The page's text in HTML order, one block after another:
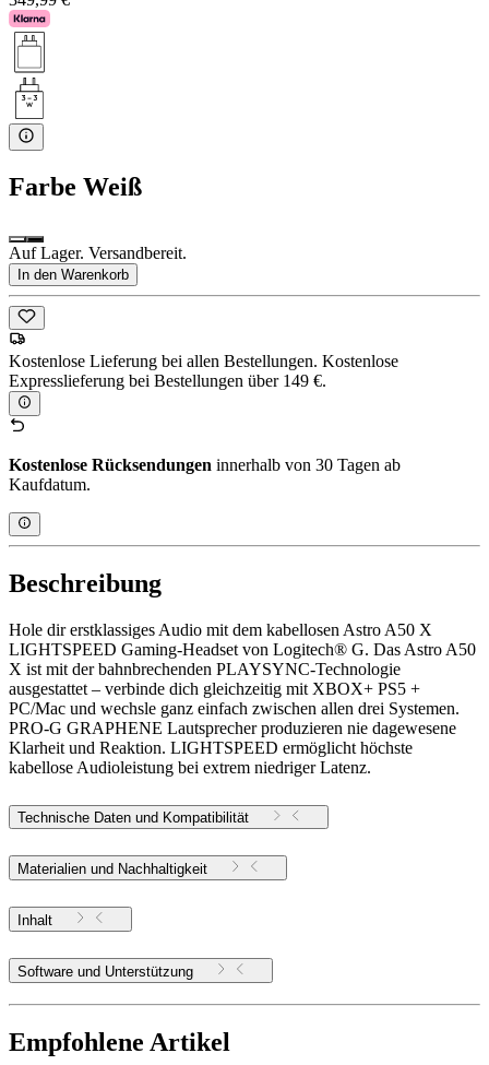
Farbe Weiß
Auf Lager. Versandbereit.
In den Warenkorb
Kostenlose Lieferung bei allen Bestellungen. Kostenlose
Expresslieferung bei Bestellungen über 149 €.
Kostenlose Rücksendungen innerhalb von 30 Tagen ab
Kaufdatum.
Beschreibung
Hole dir erstklassiges Audio mit dem kabellosen Astro A50 X
LIGHTSPEED Gaming-Headset von Logitech® G. Das Astro A50
X ist mit der bahnbrechenden PLAYSYNC-Technologie
ausgestattet – verbinde dich gleichzeitig mit XBOX+ PS5 +
PC/Mac und wechsle ganz einfach zwischen allen drei Systemen.
PRO-G GRAPHENE Lautsprecher produzieren nie dagewesene
Klarheit und Reaktion. LIGHTSPEED ermöglicht höchste
kabellose Audioleistung bei extrem niedriger Latenz.
Technische Daten und Kompatibilität
Materialien und Nachhaltigkeit
Inhalt
Software und Unterstützung
Empfohlene Artikel